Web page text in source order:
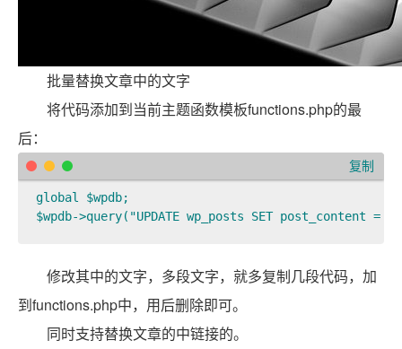
批量替换文章中的文字
将代码添加到当前主题函数模板functions.php的最
后：
global $wpdb;
$wpdb->query("UPDATE wp_posts SET
复制
修改其中的文字，多段文字，就多复制几段代码，加
到functions.php中，用后删除即可。
同时支持替换文章的中链接的。